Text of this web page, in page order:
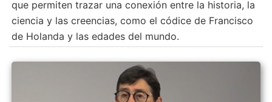
que permiten trazar una conexión entre la historia, la
ciencia y las creencias, como el códice de Francisco
de Holanda y las edades del mundo.